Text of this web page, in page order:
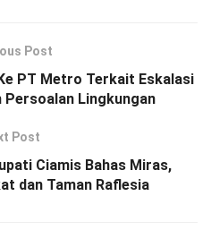
Post
PT Metro Terkait Eskalasi
Persoalan Lingkungan
Post
Ciamis Bahas Miras,
dan Taman Raflesia